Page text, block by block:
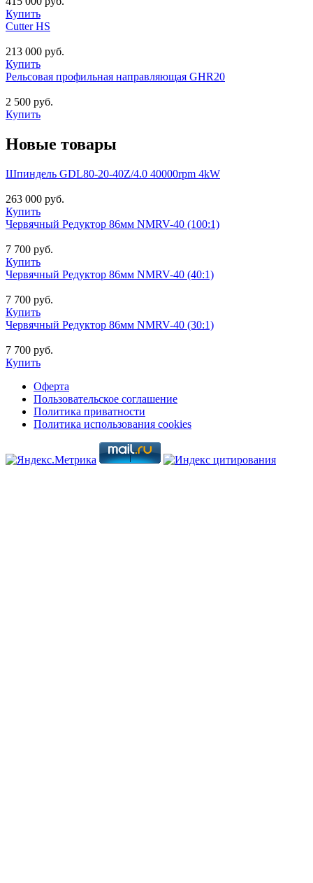
Купить
Cutter HS
213 000 руб.
Купить
Рельсовая профильная направляющая GHR20
2 500 руб.
Купить
Новые товары
Шпиндель GDL80-20-40Z/4.0 40000rpm 4kW
263 000 руб.
Купить
Червячный Редуктор 86мм NMRV-40 (100:1)
7 700 руб.
Купить
Червячный Редуктор 86мм NMRV-40 (40:1)
7 700 руб.
Купить
Червячный Редуктор 86мм NMRV-40 (30:1)
7 700 руб.
Купить
Оферта
Пользовательское соглашение
Политика приватности
Политика использования cookies